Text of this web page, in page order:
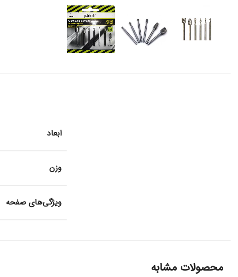
ابعاد
وزن
ویژگی‌های صفحه
محصولات مشابه